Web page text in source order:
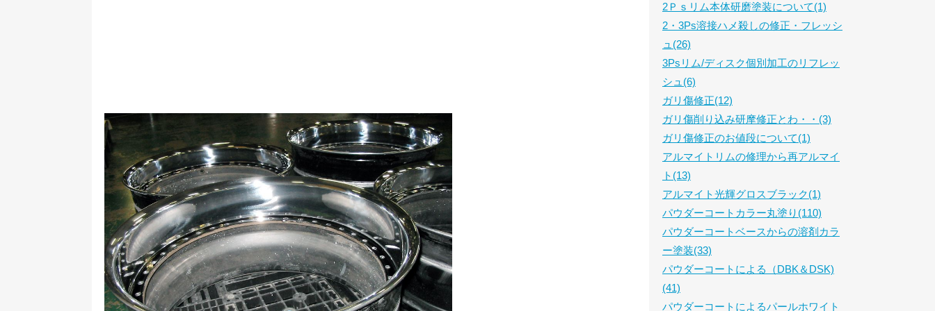
2Ｐｓリム本体研磨塗装について(1)
2・3Ps溶接ハメ殺しの修正・フレッシ
ュ(26)
3Psリム/ディスク個別加工のリフレッ
シュ(6)
ガリ傷修正(12)
ガリ傷削り込み研摩修正とわ・・(3)
ガリ傷修正のお値段について(1)
アルマイトリムの修理から再アルマイ
ト(13)
アルマイト光輝グロスブラック(1)
パウダーコートカラー丸塗り(110)
パウダーコートベースからの溶剤カラ
ー塗装(33)
パウダーコートによる（DBK＆DSK)
(41)
パウダーコートによるパールホワイト